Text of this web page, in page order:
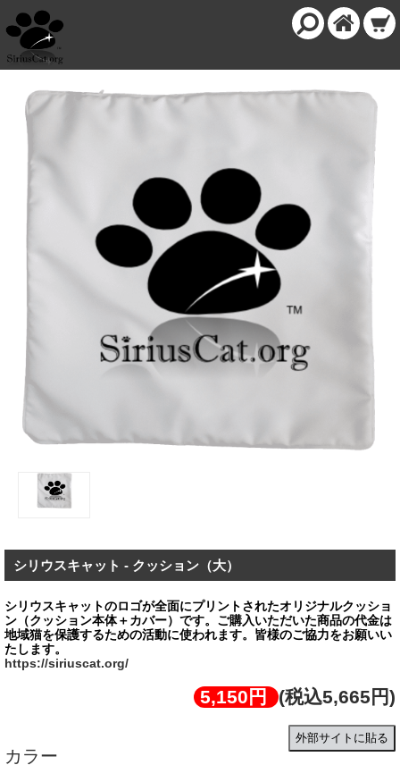
シリウスキャット - クッション（大）
シリウスキャットのロゴが全面にプリントされたオリジナルクッショ
ン（クッション本体＋カバー）です。ご購⼊いただいた商品の代金は
地域猫を保護するための活動に使われます。皆様のご協⼒をお願いい
https://siriuscat.org/
5,150円 (税込5,665円)
外部サイトに貼る
カラー